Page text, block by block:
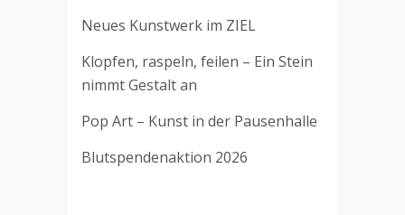
Neues Kunstwerk im ZIEL
Klopfen, raspeln, feilen – Ein Stein
nimmt Gestalt an
Pop Art – Kunst in der Pausenhalle
Blutspendenaktion 2026